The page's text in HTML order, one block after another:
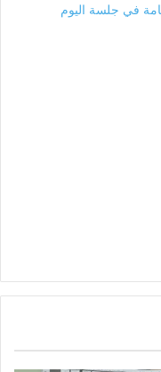
في جلسة اليوم